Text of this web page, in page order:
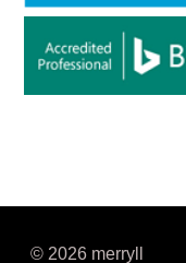
© 2026 merryll